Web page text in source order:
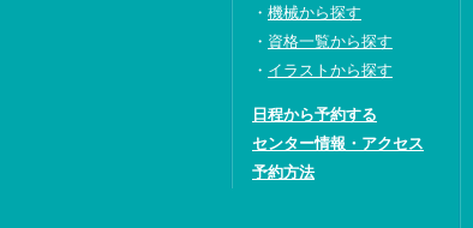
機械から探す
資格一覧から探す
イラストから探す
日程から予約する
センター情報・アクセス
予約方法